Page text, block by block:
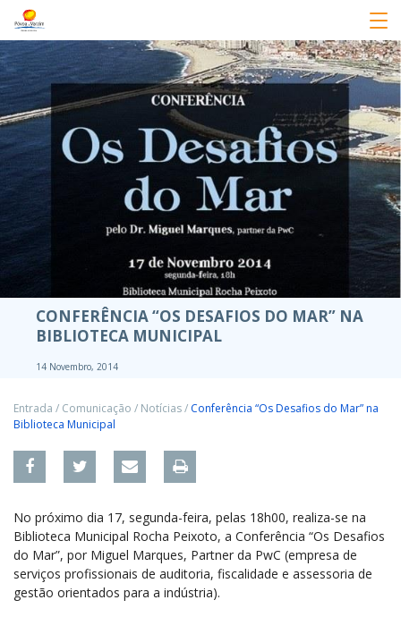
CONFERÊNCIA “OS DESAFIOS DO MAR” NA
BIBLIOTECA MUNICIPAL
14 Novembro, 2014
Entrada / Comunicação / Notícias/ Conferência “Os Desafios do Mar” na
Biblioteca Municipal
No próximo dia 17, segunda-feira, pelas 18h00, realiza-se na
Biblioteca Municipal Rocha Peixoto, a Conferência “Os Desafios
do Mar”, por Miguel Marques, Partner da PwC (empresa de
serviços profissionais de auditoria, fiscalidade e assessoria de
gestão orientados para a indústria).